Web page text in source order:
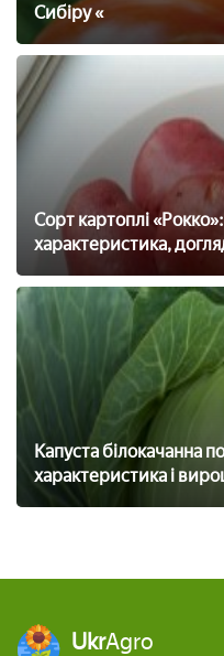
Сибіру «
Сорт картоплі
характеристика,
Капуста білокачанна
характеристика і
UkrAgro